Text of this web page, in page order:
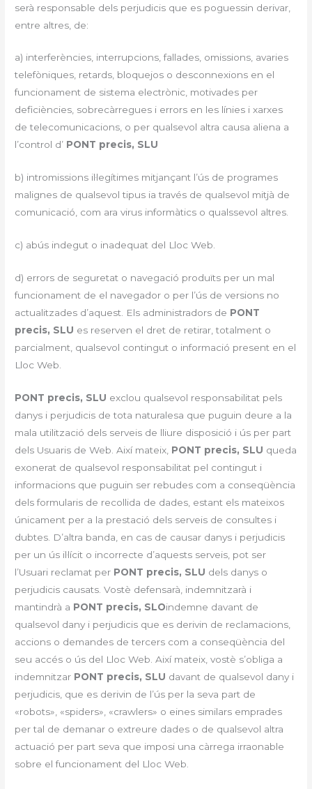
serà responsable dels perjudicis que es poguessin derivar,
entre altres, de:
a) interferències, interrupcions, fallades, omissions, avaries
telefòniques, retards, bloquejos o desconnexions en el
funcionament de sistema electrònic, motivades per
deficiències, sobrecàrregues i errors en les línies i xarxes
de telecomunicacions, o per qualsevol altra causa aliena a
l’control d’ PONT precis, SLU
b) intromissions il·legítimes mitjançant l’ús de programes
malignes de qualsevol tipus ia través de qualsevol mitjà de
comunicació, com ara virus informàtics o qualssevol altres.
c) abús indegut o inadequat del Lloc Web.
d) errors de seguretat o navegació produïts per un mal
funcionament de el navegador o per l’ús de versions no
actualitzades d’aquest. Els administradors de PONT
precis, SLU es reserven el dret de retirar, totalment o
parcialment, qualsevol contingut o informació present en el
Lloc Web.
PONT precis, SLU exclou qualsevol responsabilitat pels
danys i perjudicis de tota naturalesa que puguin deure a la
mala utilització dels serveis de lliure disposició i ús per part
dels Usuaris de Web. Així mateix, PONT precis, SLU queda
exonerat de qualsevol responsabilitat pel contingut i
informacions que puguin ser rebudes com a conseqüència
dels formularis de recollida de dades, estant els mateixos
únicament per a la prestació dels serveis de consultes i
dubtes. D’altra banda, en cas de causar danys i perjudicis
per un ús il·lícit o incorrecte d’aquests serveis, pot ser
l’Usuari reclamat per PONT precis, SLU dels danys o
perjudicis causats. Vostè defensarà, indemnitzarà i
mantindrà a PONT precis, SLOindemne davant de
qualsevol dany i perjudicis que es derivin de reclamacions,
accions o demandes de tercers com a conseqüència del
seu accés o ús del Lloc Web. Així mateix, vostè s’obliga a
indemnitzar PONT precis, SLU davant de qualsevol dany i
perjudicis, que es derivin de l’ús per la seva part de
«robots», «spiders», «crawlers» o eines similars emprades
per tal de demanar o extreure dades o de qualsevol altra
actuació per part seva que imposi una càrrega irraonable
sobre el funcionament del Lloc Web.